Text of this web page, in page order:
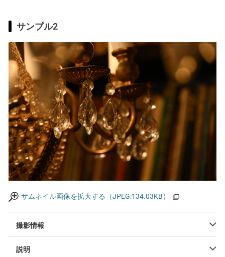
サンプル2
サムネイル画像を拡大する（JPEG:134.03KB）
撮影情報
説明